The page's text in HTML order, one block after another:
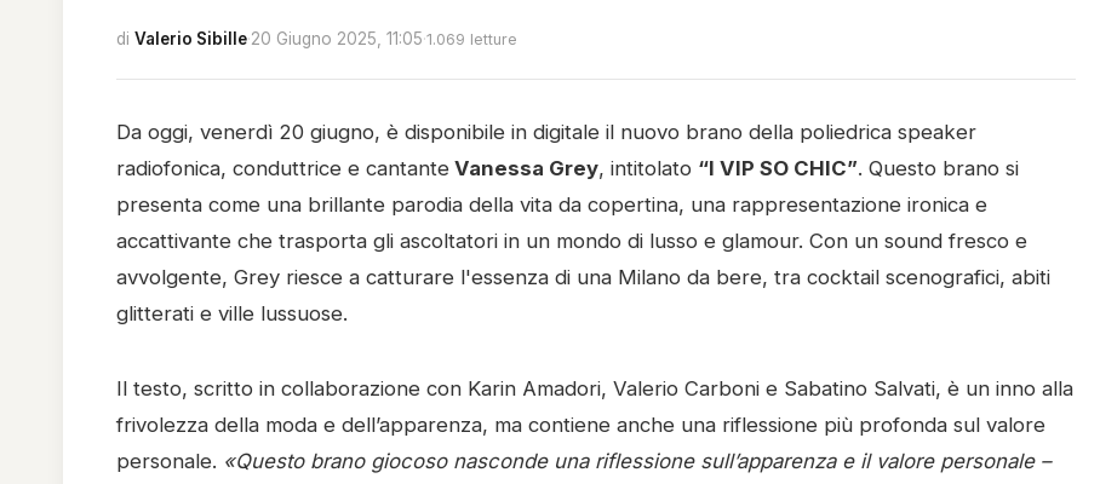
di Valerio Sibille·20 Giugno 2025, 11:05·1.069 letture
Da oggi, venerdì 20 giugno, è disponibile in digitale il nuovo brano della poliedrica speaker
radiofonica, conduttrice e cantante Vanessa Grey, intitolato “I VIP SO CHIC”. Questo brano si
presenta come una brillante parodia della vita da copertina, una rappresentazione ironica e
accattivante che trasporta gli ascoltatori in un mondo di lusso e glamour. Con un sound fresco e
avvolgente, Grey riesce a catturare l'essenza di una Milano da bere, tra cocktail scenografici, abiti
glitterati e ville lussuose.
Il testo, scritto in collaborazione con Karin Amadori, Valerio Carboni e Sabatino Salvati, è un inno alla
frivolezza della moda e dell’apparenza, ma contiene anche una riflessione più profonda sul valore
personale. «Questo brano giocoso nasconde una riflessione sull’apparenza e il valore personale –